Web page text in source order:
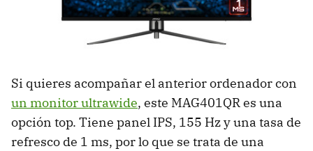
Si quieres acompañar el anterior ordenador con
un monitor ultrawide, este MAG401QR es una
opción top. Tiene panel IPS, 155 Hz y una tasa de
refresco de 1 ms, por lo que se trata de una